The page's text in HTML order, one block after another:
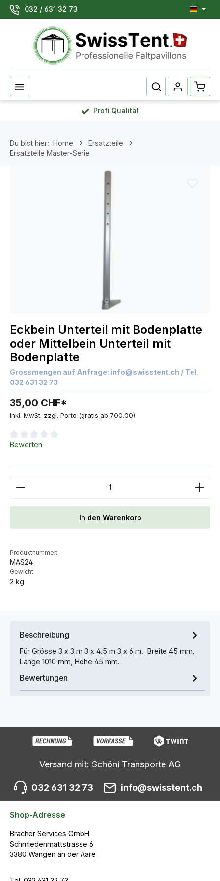
Zum Hauptinhalt springen
032 / 631 32 73
Profi Qualität
Du bist hier: Home
Ersatzteile
Ersatzteile Master-Serie
Eckbein Unterteil mit Bodenplatte
oder Mittelbein Unterteil mit
Bodenplatte
Grossmengen auf Anfrage: info@swisstent.ch / Tel.
032 631 32 73
35,00 CHF*
Inkl. MwSt. zzgl. Porto (gratis ab 700.00)
Durchschnittliche Bewertung von 0 von 5 Sternen
Bewerten
Produkt Anzahl: Gib den gewünschten Wert ein
In den Warenkorb
Produktnummer:
MAS24
Gewicht:
2 kg
Beschreibung
Für Grösse 3 x 3 m 3 x 4.5 m 3 x 6 m. Breite 45 mm,
Länge 1010 mm, Höhe 45 mm.
Bewertungen
Versand mit: Schöni Transporte AG
032 631 32 73 info@swisstent.ch
Shop-Adresse
Bracher Services GmbH
Schmiedenmattstrasse 6
3380 Wangen an der Aare